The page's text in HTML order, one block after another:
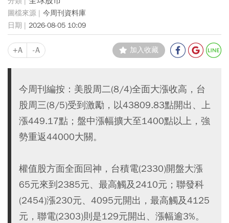
今周刊資料庫
2026-08-05 10:09
+A -A 加入收藏
今周刊編按：美股周二(8/4)全面大漲收高，台
股周三(8/5)受到激勵，以43809.83點開出、上
漲449.17點；盤中漲幅擴大至1400點以上，強
勢重返44000大關。
權值股方面全面回神，台積電(2330)開盤大漲
65元來到2385元、最高觸及2410元；聯發科
(2454)漲230元、4095元開出，最高觸及4125
元，聯電(2303)則是129元開出、漲幅逾3%。